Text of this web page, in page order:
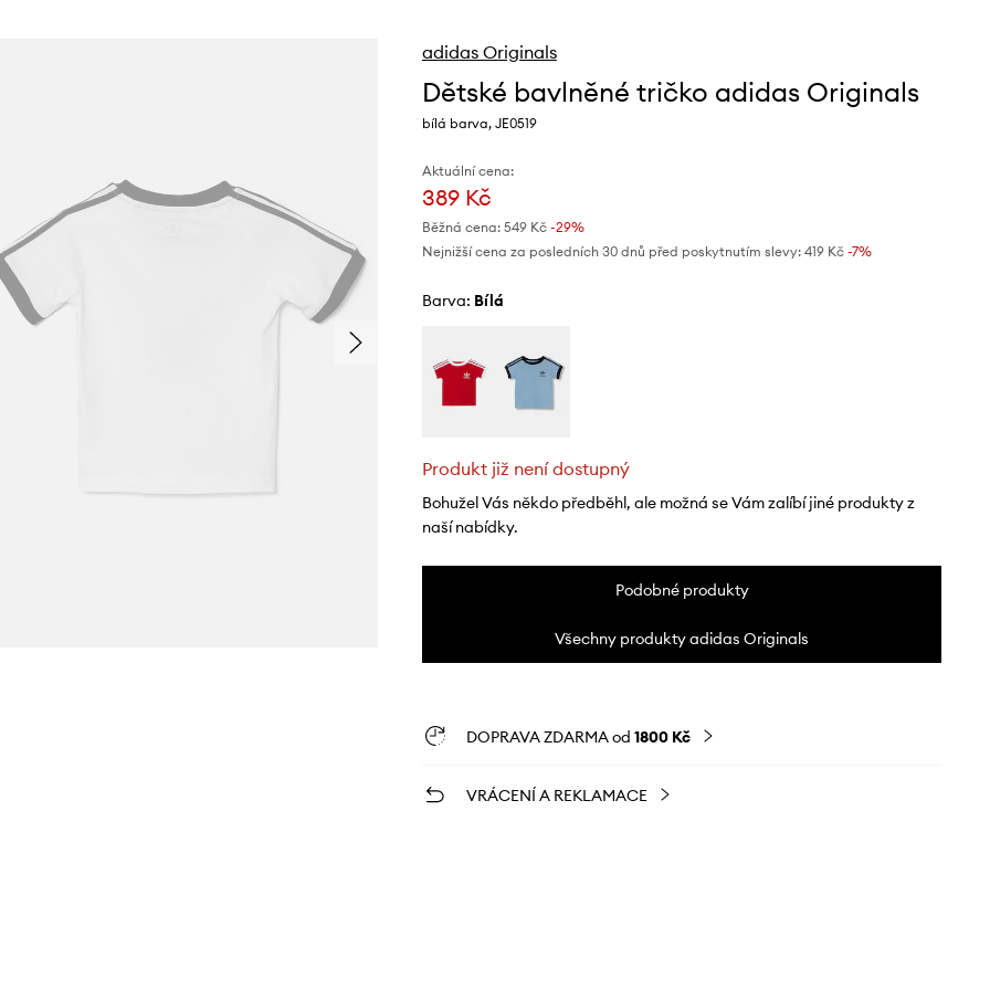
adidas Originals
Dětské bavlněné tričko adidas Originals
bílá barva, JE0519
Aktuální cena:
389 Kč
Běžná cena: 549 Kč-29%
Nejnižší cena za posledních 30 dnů před poskytnutím slevy: 419 Kč -7%
Barva: bílá
Produkt již není dostupný
Bohužel Vás někdo předběhl, ale možná se Vám zalíbí jiné produkty z
naší nabídky.
Podobné produkty
Všechny produkty adidas Originals
DOPRAVA ZDARMA od 1800 Kč
VRÁCENÍ A REKLAMACE